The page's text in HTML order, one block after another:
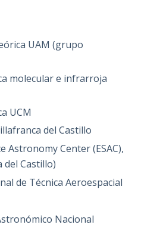
UAM (grupo
molecular e infrarroja
UCM
del Castillo
Astronomy Center (ESAC),
del Castillo)
de Técnica Aeroespacial
Nacional